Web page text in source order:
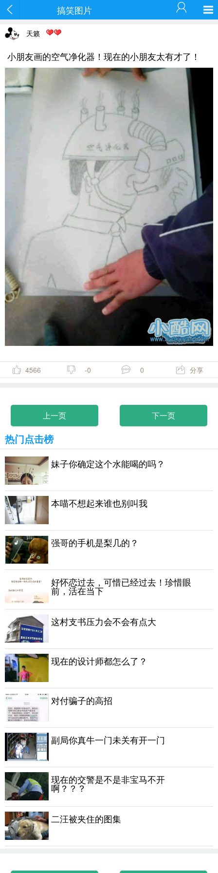
搞笑图片
天籁
小朋友画的空气净化器！现在的小朋友太有才了！
4566 -0 0 分享
上一页 下一页
热门点击榜
妹子你确定这个水能喝的吗？
本喵不想起来谁也别叫我
强哥的手机是梨几的？
好怀恋过去，可惜已经过去！珍惜眼
前，活在当下
这村支书压力会不会有点大
现在的设计师都怎么了？
对付骗子的高招
副局你真牛一门未关有开一门
现在的交警是不是非宝马不开
啊？？？
二汪被夹住的图集